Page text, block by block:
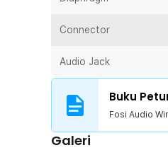
Connector
Audio Jack
Buku
Fosi Audio
Galeri